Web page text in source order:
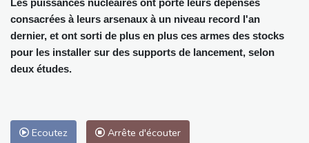
consacrées à leurs arsenaux à un niveau record l'an
dernier, et ont sorti de plus en plus ces armes des stocks
pour les installer sur des supports de lancement, selon
deux études.
Ecoutez Arrête d'écouter